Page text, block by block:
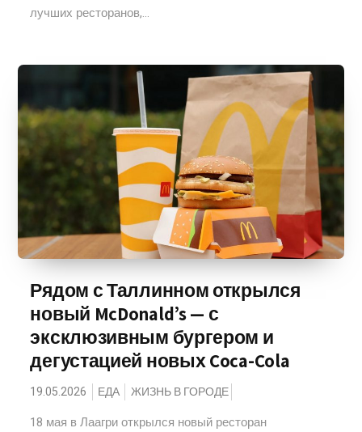
лучших ресторанов,...
Рядом с Таллинном открылся
новый McDonald’s — с
эксклюзивным бургером и
дегустацией новых Coca-Cola
19.05.2026 ЕДА ЖИЗНЬ В ГОРОДЕ
18 мая в Лаагри открылся новый ресторан